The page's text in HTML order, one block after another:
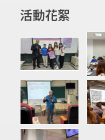
活動花絮